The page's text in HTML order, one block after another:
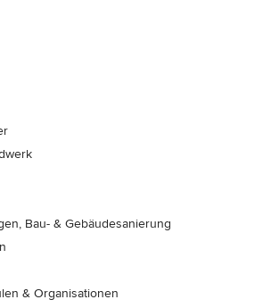
Bau- & Gebäudesanierung
& Organisationen